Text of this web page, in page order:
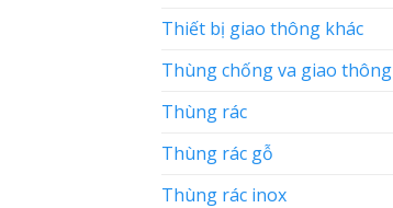
Thiết bị giao thông khác
Thùng chống va giao thông
Thùng rác
Thùng rác gỗ
Thùng rác inox